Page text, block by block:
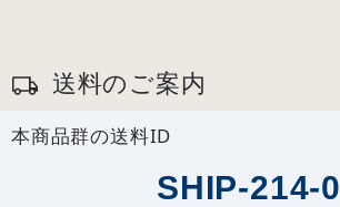
送料のご案内
本商品群の送料ID
SHIP-214-0